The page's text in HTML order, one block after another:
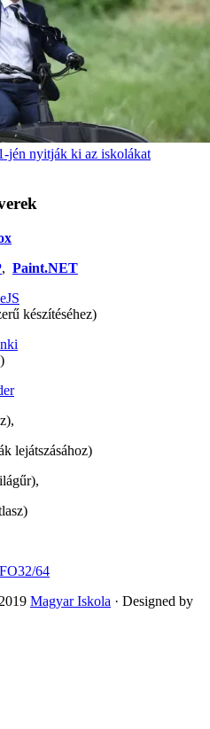
jén nyitják ki az iskolákat
, Paint.NET
készítéséhez)
lejátszásához)
64
Magyar Iskola · Designed by